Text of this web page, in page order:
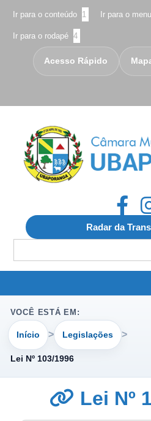
Ir para o conteúdo 1 Ir para o menu
Ir para o rodapé 4
Acesso Rápido
Radar da
for:
VOCÊ ESTÁ EM:
Início Legislações
Lei Nº 103/1996
Lei Nº